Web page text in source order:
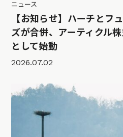
ニュース
【お知らせ】ハーチとフ
ズが合併、アーティクル
として始動
2026.07.02